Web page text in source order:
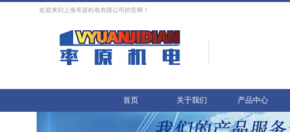
欢迎来到上海率原机电有限公司的官网！
首页 关于我们 产品中心